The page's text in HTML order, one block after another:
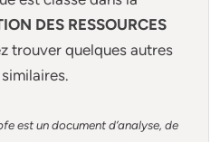
DES RESSOURCES
trouver quelques autres
similaires.
est un document d’analyse, de